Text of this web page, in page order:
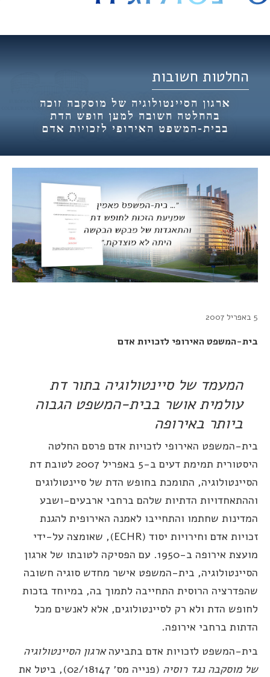
החלטות חשובות
ארגון הסיינטולוגיה של מוסקבה זוכה
בהחלטה חשובה למען חופש הדת
בבית-המשפט האירופי לזכויות אדם
המשפט האירופי לזכויות אדם
המעמד של סיינטולוגיה בתור דת
עולמית אושר בבית-המשפט הגבוה
ביותר באירופה
המשפט האירופי לזכויות אדם פרסם החלטה
היסטורית תמימת דעים ב-5 באפריל 2007 לטובת דת
התומכת בחופש הדת של סיינטולוגים
הדתיות שלהם ברחבי ארבעים-ושבע
שחתמו והתחייבו לאמנה האירופית להגנת
זכויות אדם וחירויות יסוד (ECHR), שאומצה על-ידי
מועצת אירופה ב-1950. עם הפסיקה לטובתו של ארגון
בית-המשפט אישר מחדש סוגיה חשובה
הרוסית התחייבה לתמוך בה, במיוחד בזכות
הדת ולא רק לסיינטולוגים, אלא לאנשים מכל
ברחבי אירופה.
המשפט לזכויות אדם בתביעהארגון הסיינטולוגיה
מוסקבה נגד רוסיה
(פנייה מס׳ 02/18147), ביטל את